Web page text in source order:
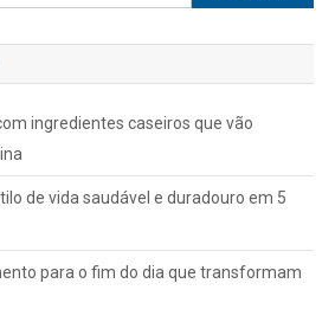
por:
ingredientes caseiros que vão
de vida saudável e duradouro em 5
para o fim do dia que transformam